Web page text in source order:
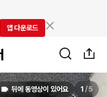
앱 다운로드
뒤에 동영상이 있어요 1 /5